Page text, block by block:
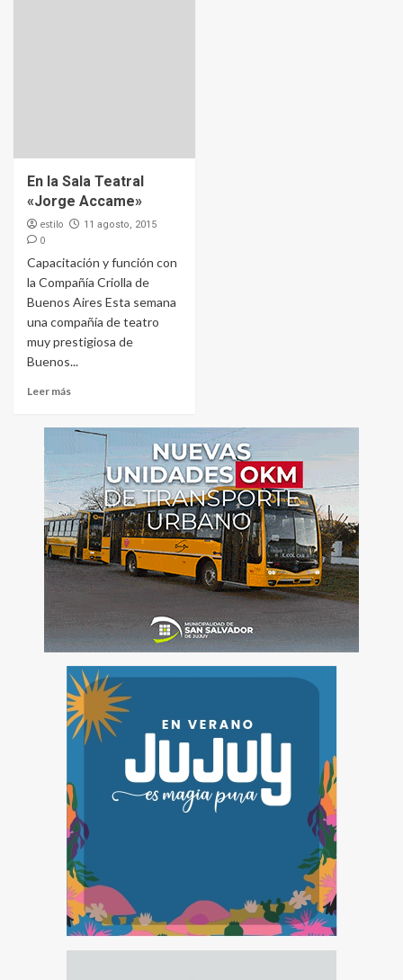
En la Sala Teatral
«Jorge Accame»
estilo 11 agosto, 2015
0
Capacitación y función con
la Compañía Criolla de
Buenos Aires Esta semana
una compañía de teatro
muy prestigiosa de
Buenos...
Leer más